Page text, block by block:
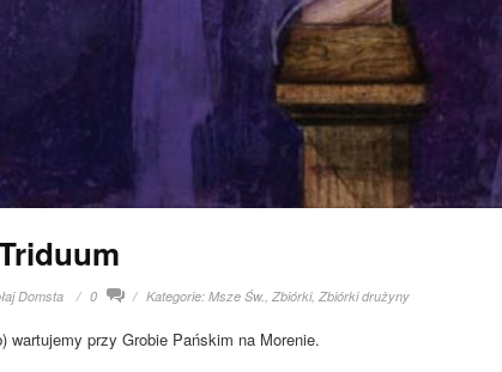
Domsta 0 Kategorie: Msze Św., Zbiórki, Zbiórki drużyny
wartujemy przy Grobie Pańskim na Morenie.